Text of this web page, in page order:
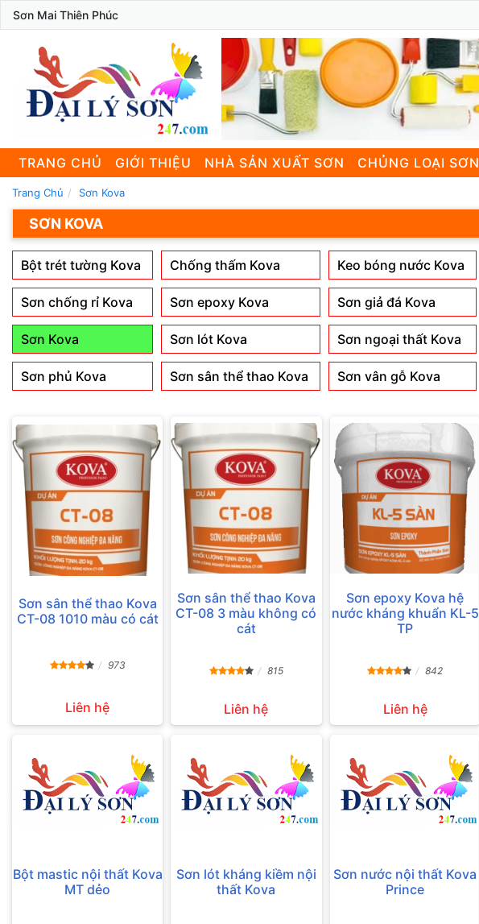
Sơn Mai Thiên Phúc
TRANG CHỦ GIỚI THIỆU NHÀ SẢN XUẤT SƠN CHỦNG LOẠI SƠN
Trang Chủ Sơn Kova
SƠN KOVA
Bột trét tường Kova Chống thấm Kova Keo bóng nước Kova
Sơn chống rỉ Kova Sơn epoxy Kova Sơn giả đá Kova
Sơn Kova Sơn lót Kova Sơn ngoại thất Kova
Sơn phủ Kova Sơn sân thể thao Kova Sơn vân gỗ Kova
Sơn sân thể thao Kova
CT-08 1010 màu có cát
973
Liên hệ
Sơn sân thể thao Kova
CT-08 3 màu không có
cát
815
Liên hệ
Sơn epoxy Kova hệ
nước kháng khuẩn KL-5
TP
842
Liên hệ
Bột mastic nội thất Kova
MT dẻo
Sơn lót kháng kiềm nội
thất Kova
Sơn nước nội thất Kova
Prince